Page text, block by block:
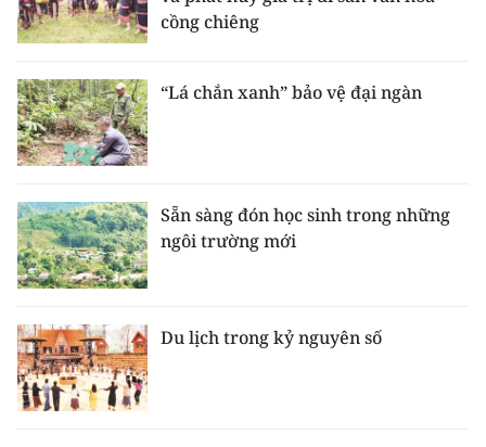
cồng chiêng
“Lá chắn xanh” bảo vệ đại ngàn
Sẵn sàng đón học sinh trong những
ngôi trường mới
Du lịch trong kỷ nguyên số